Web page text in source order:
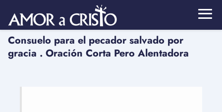
Consuelo para el pecador salvado por
gracia . Oración Corta Pero Alentadora